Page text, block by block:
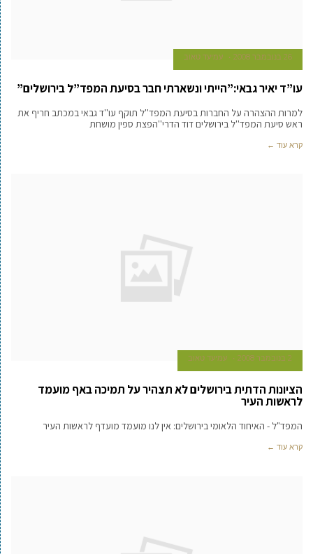
26 בנובמבר 2008 עמיעד טאוב
עו”ד יאיר גבאי:”הייתי ונשארתי חבר בסיעת המפד”ל בירושלים”
למרות ההצהרה על החברות בסיעת המפד''ל תוקף עו''ד גבאי במכתב חריף את
ראש סיעת המפד''ל בירושלים דוד הדרי''הפצת ספין מושחת
קרא עוד ←
2 בנובמבר 2008 עמיעד טאוב
הציונות הדתית בירושלים לא תצהיר על תמיכה באף מועמד
לראשות העיר
המפד"ל - האיחוד הלאומי בירושלים: אין לנו מועמד מועדף לראשות העיר
קרא עוד ←